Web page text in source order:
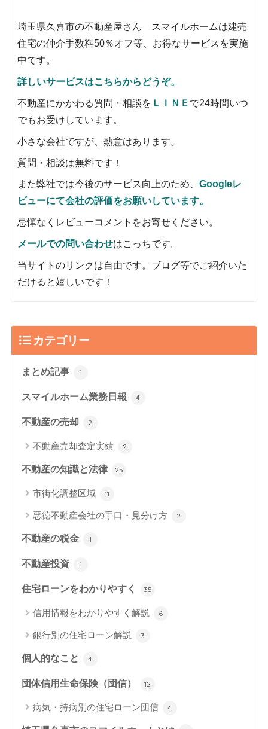
埼玉県久喜市の不動産屋さん スマイルホームは建売
住宅の仲介手数料50％オフ等、お得なサービスを実施
中です。
詳しいサービスはこちらからどうぞ。
不動産にかかわる質問・相談を ＬＩＮＥ で24時間いつ
でもお受けしています。
小さな会社ですが、熱意はあります。
質問・相談は無料です！
また弊社では今後のサービス向上のため、 Googleレ
ビューにて会社の評価をお願いしています。
忌憚なくレビューコメントをお寄せください。
メールでの問い合わせはこっちです。
当サイトのリンクは自由です。ブログ等でご紹介いた
だけると嬉しいです！
カテゴリー
まとめ記事 1
スマイルホーム業務日報 4
不動産の売却 2
不動産売却査定実績 2
不動産の知識と法律 25
市街化調整区域 11
悪徳不動産会社の手口・見分け方 2
不動産の税金 1
不動産投資 1
住宅ローンをわかりやすく 35
信用情報をわかりやすく解説 6
銀行別の住宅ローン解説 3
個人的なこと 4
団体信用生命保険（団信） 12
病気・持病別の住宅ローン団信 4